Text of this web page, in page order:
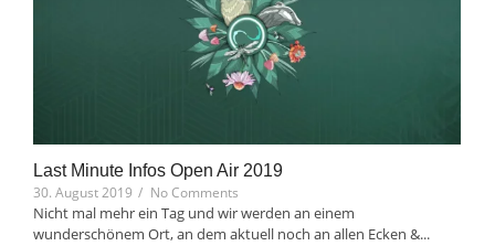
Last Minute Infos Open Air 2019
30. August 2019 / No Comments
Nicht mal mehr ein Tag und wir werden an einem
wunderschönem Ort, an dem aktuell noch an allen Ecken &...